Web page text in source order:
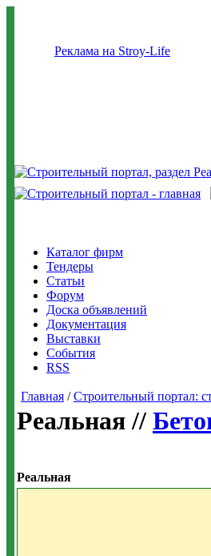
Реклама на Stroy-Life
Каталог фирм
Тендеры
Статьи
Форум
Доска объявлений
Документация
Выставки
События
RSS
Главная /Строительный портал:
Реальная //
Реальная